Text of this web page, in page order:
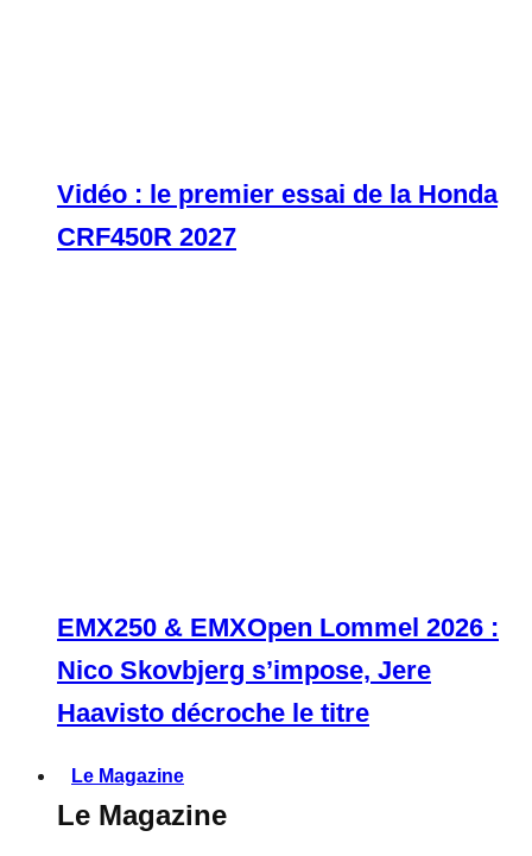
Vidéo : le premier essai de la Honda
CRF450R 2027
EMX250 & EMXOpen Lommel 2026 :
Nico Skovbjerg s’impose, Jere
Haavisto décroche le titre
Le Magazine
Le Magazine